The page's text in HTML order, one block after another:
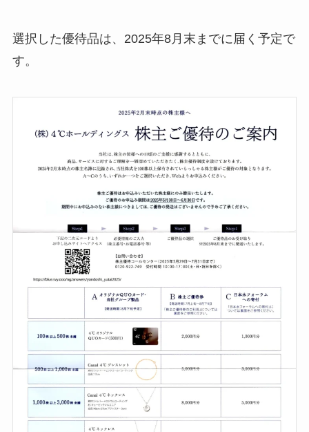
選択した優待品は、2025年8月末までに届く予定で
す。